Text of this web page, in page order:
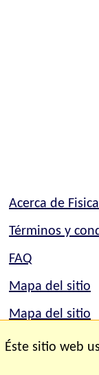
Acerca de
Términos y
FAQ
Mapa del sitio
Mapa del sitio
Contacto
Éste sitio web